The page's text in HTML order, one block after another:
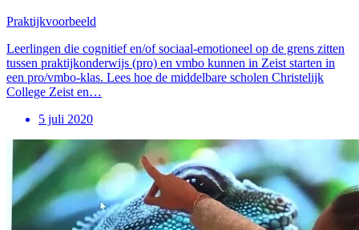
Praktijkvoorbeeld
Leerlingen die cognitief en/of sociaal-emotioneel op de grens zitten
tussen praktijkonderwijs (pro) en vmbo kunnen in Zeist starten in
een pro/vmbo-klas. Lees hoe de middelbare scholen Christelijk
College Zeist en…
5 juli 2020